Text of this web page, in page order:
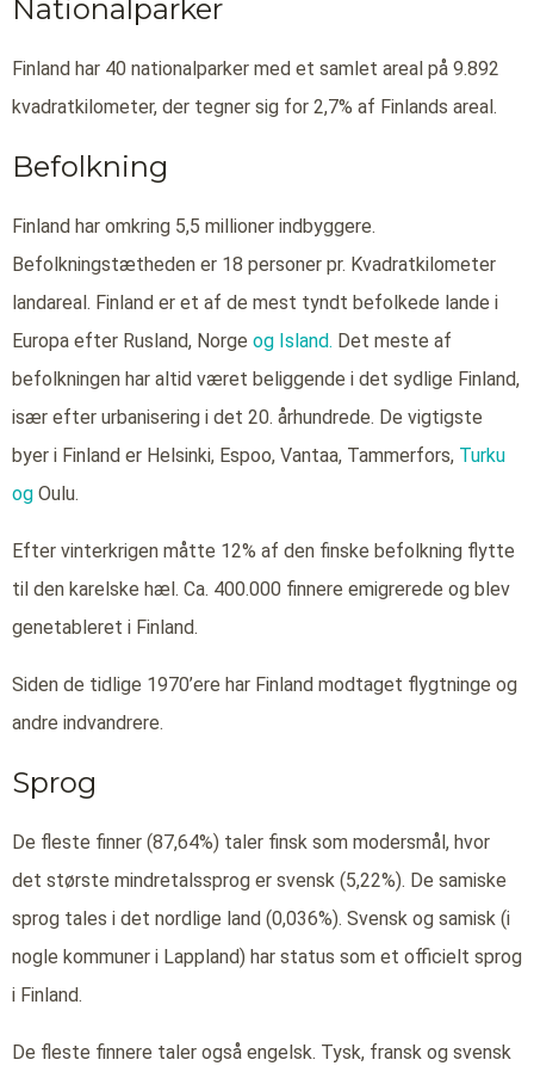
Nationalparker
Finland har 40 nationalparker med et samlet areal på 9.892
kvadratkilometer, der tegner sig for 2,7% af Finlands areal.
Befolkning
Finland har omkring 5,5 millioner indbyggere.
Befolkningstætheden er 18 personer pr. Kvadratkilometer
landareal. Finland er et af de mest tyndt befolkede lande i
Europa efter Rusland, Norge og Island. Det meste af
befolkningen har altid været beliggende i det sydlige Finland,
især efter urbanisering i det 20. århundrede. De vigtigste
byer i Finland er Helsinki, Espoo, Vantaa, Tammerfors, Turku
og Oulu.
Efter vinterkrigen måtte 12% af den finske befolkning flytte
til den karelske hæl. Ca. 400.000 finnere emigrerede og blev
genetableret i Finland.
Siden de tidlige 1970’ere har Finland modtaget flygtninge og
andre indvandrere.
Sprog
De fleste finner (87,64%) taler finsk som modersmål, hvor
det største mindretalssprog er svensk (5,22%). De samiske
sprog tales i det nordlige land (0,036%). Svensk og samisk (i
nogle kommuner i Lappland) har status som et officielt sprog
i Finland.
De fleste finnere taler også engelsk. Tysk, fransk og svensk